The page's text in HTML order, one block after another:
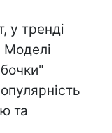
у тренді
Моделі
та